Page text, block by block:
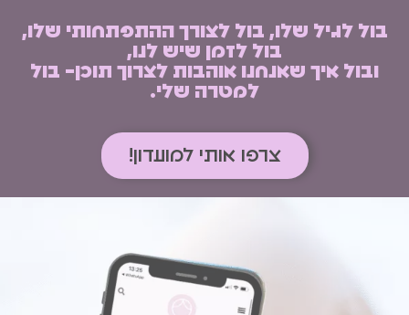
בול לגיל שלו, בול לצורך ההתפתחותי שלו,
בול לזמן שיש לנו,
ובול איך שאנחנו אוהבות לצרוך תוכן- בול
למטרה שלי.
צרפו אותי למועדון!